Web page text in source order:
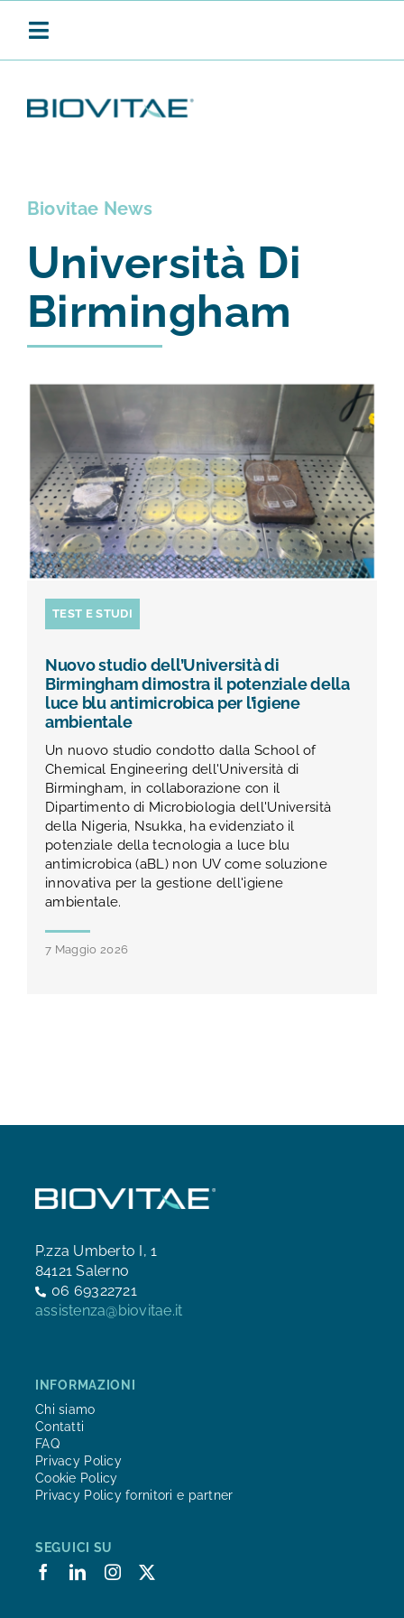
Toggle
SANIFICAZIONE CONTINUA
PRODOTTI
APPLICAZIONI
TEST E STUDI
CHI SIAMO
NEWS
RISORSE
FAQ
CONTATTI
AREA RISERVATA
Biovitae News
Università Di
Birmingham
TEST E STUDI
Nuovo studio dell’Università di
Birmingham dimostra il potenziale della
luce blu antimicrobica per l’igiene
ambientale
Un nuovo studio condotto dalla School of
Chemical Engineering dell'Università di
Birmingham, in collaborazione con il
Dipartimento di Microbiologia dell'Università
della Nigeria, Nsukka, ha evidenziato il
potenziale della tecnologia a luce blu
antimicrobica (aBL) non UV come soluzione
innovativa per la gestione dell'igiene
ambientale.
7 Maggio 2026
P.zza Umberto I, 1
84121 Salerno
06 69322721
assistenza@biovitae.it
INFORMAZIONI
Chi siamo
Contatti
FAQ
Privacy Policy
Cookie Policy
Privacy Policy fornitori e partner
SEGUICI SU